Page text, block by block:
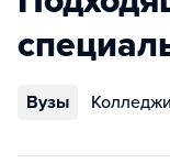
Вузы Колледжи